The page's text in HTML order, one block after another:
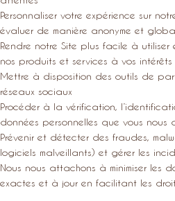
Personnaliser votre expérience sur
évaluer de manière anonyme et
Rendre notre Site plus facile à
nos produits et services à vos intérêts
Mettre à disposition des outils de
réseaux sociaux
Procéder à la vérification,
données personnelles que vous nous
Prévenir et détecter des fraudes,
logiciels malveillants) et gérer les
Nous nous attachons à minimiser les
exactes et à jour en facilitant les